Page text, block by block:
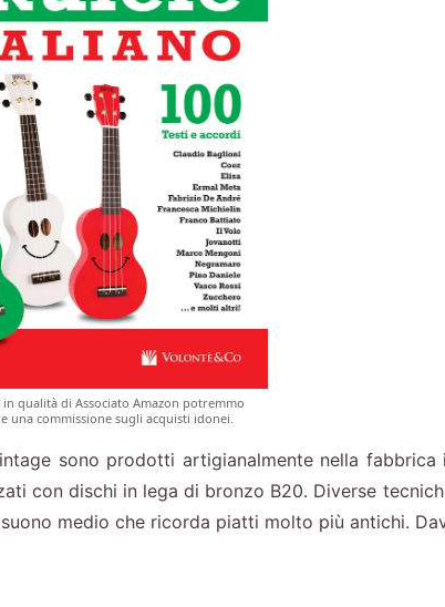
qualità di Associato Amazon potremmo
una commissione sugli acquisti idonei.
sono prodotti artigianalmente nella
con dischi in lega di bronzo B20. Diverse
medio che ricorda piatti molto più antichi.